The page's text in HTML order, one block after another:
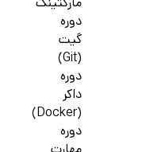
مارکتینگ
دوره
گیت
(Git)
دوره
داکر
(Docker)
دوره